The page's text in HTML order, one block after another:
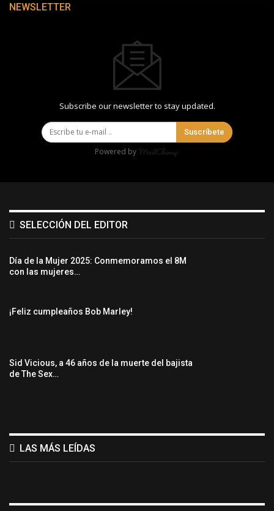
NEWSLETTER
Subscribe our newsletter to stay updated.
Suscríbete
Powered by
SELECCIÓN DEL EDITOR
Día de la Mujer 2025: Conmemoramos el 8M
con las mujeres…
¡Feliz cumpleaños Bob Marley!
Sid Vicious, a 46 años de la muerte del bajista
de The Sex…
LAS MÁS LEÍDAS